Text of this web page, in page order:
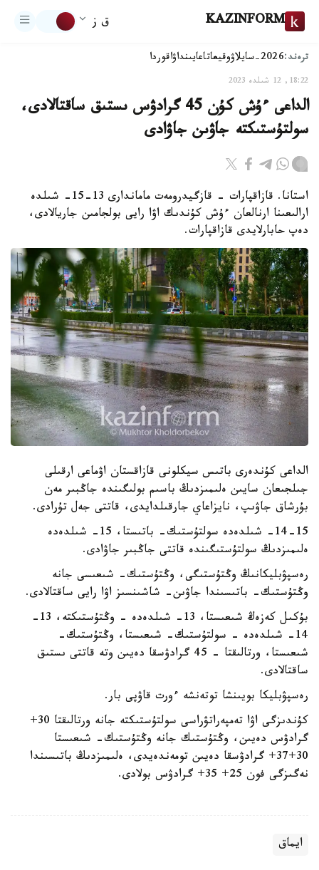
KAZINFORM ق ز
ترەند:2026-سايلاۋ وقيعاتاعايىنداۋاقوردا
18:22, 12 شىلدە 2023
الداعى ءۇش كۇن 45 گرادۋس ىستىق ساقتالادى،
سولتۇستىكتە جاۋىن جاۋادى
استانا. قازاقپارات - قازگيدرومەت ماماندارى 13-15- شىلدە
ارالىعىنا ارنالعان ءۇش كۇندىك اۋا رايى بولجامىن جاريالادى،
دەپ حابارلايدى قازاقپارات.
الداعى كۇندەرى باتىس سيكلونى قازاقستان اۋماعى ارقىلى
جىلجىعان سايىن ەلىمىزدىڭ باسىم بولىگىندە جاڭبىر مەن
بۇرشاق جاۋىپ، نايزاعاي جارقىلدايدى، قاتتى جەل تۇرادى.
14-15- شىلدەدە سولتۇستىك- باتىستا، 15- شىلدەدە
ەلىمىزدىڭ سولتۇستىگىندە قاتتى جاڭبىر جاۋادى.
رەسپۋبليكانىڭ وڭتۇستىگى، وڭتۇستىك- شىعىسى جانە
وڭتۇستىك- باتىسىندا جاۋىن- شاشىنسىز اۋا رايى ساقتالادى.
بۇكىل كەزەڭ شىعىستا، 13- شىلدەدە - وڭتۇستىكتە، 13-
14- شىلدەدە - سولتۇستىك- شىعىستا، وڭتۇستىك-
شىعىستا، ورتالىقتا - 45 گرادۋسقا دەيىن وتە قاتتى ىستىق
ساقتالادى.
رەسپۋبليكا بويىنشا توتەنشە ءورت قاۋپى بار.
كۇندىزگى اۋا تەمپەراتۋراسى سولتۇستىكتە جانە ورتالىقتا 30+
گرادۋس دەيىن، وڭتۇستىك جانە وڭتۇستىك- شىعىستا
30+37+ گرادۋسقا دەيىن تومەندەيدى، ەلىمىزدىڭ باتىسىندا
نەگىزگى فون 25+ 35+ گرادۋس بولادى.
ايماق